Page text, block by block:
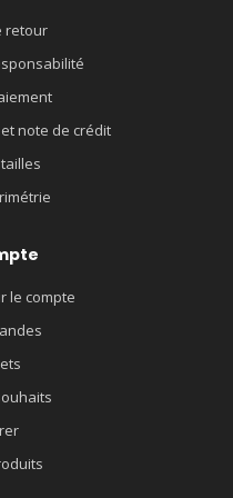
retour
note de crédit
le compte